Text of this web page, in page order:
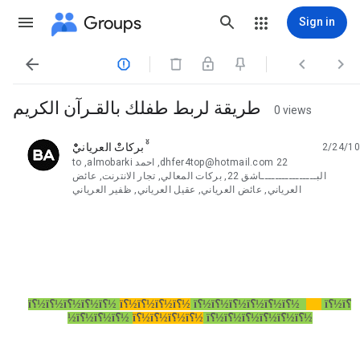
Groups Sign in
   
طريقة لربط طفلك بالقـرآن الكريم 0 views
ْْْبركاتْْ العريانيْْْْ
unread,
2/24/10
to dhfer4top@hotmail.com 22, احمد almobarki,
البــــــــــــــــاشق 22, بركات المعالي, تجار الانترنت, عائض
العرياني, عائض العرياني, عقيل العرياني, ظفير العرياني
ï؟½ï؟½ï؟½ï؟½ï؟½ ï؟½ï؟½ï؟½ï؟½ ï؟½ï؟½ï؟½ï؟½ï؟½ï؟½
ï؟½ï؟
½ï؟½ï؟½ï؟½
ï؟½ï؟½ï؟½ï؟½ ï؟½ï؟½ï؟½ï؟½ï؟½ï؟½